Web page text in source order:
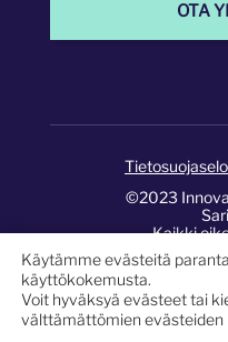
OTA
©2023
Kaikki
Sivusto:
Käytämme evästeitä
käyttökokemusta.
Voit hyväksyä evästeet tai
välttämättömien evästeiden